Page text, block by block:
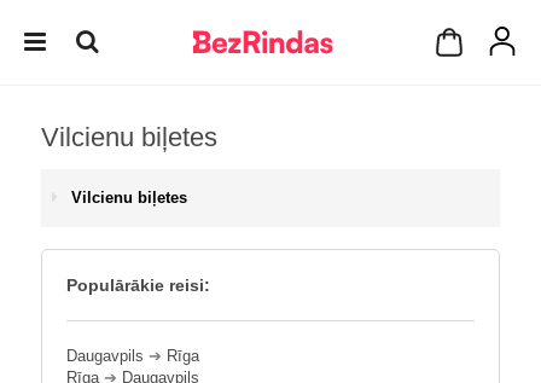
Vilcienu biļetes
Vilcienu biļetes
Populārākie reisi:
Daugavpils ➔ Rīga
Rīga➔ Daugavpils